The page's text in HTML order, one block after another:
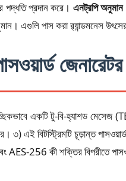
প্রদান করে। এনট্রপি অনুমান
এগুলি পাস করা র‍্যান্ডমনেস
জেনারেটর
একটি টু-বি-হ্যাশড
বিটস্ট্রিমটি চূড়ান্ত পাসওয়ার্ড
256 কী শক্তির বিপরীতে